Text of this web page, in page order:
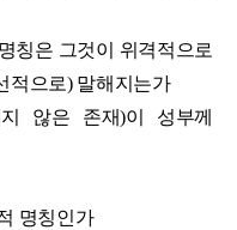
칭은 그것이 위격적으로
적으로) 말해지는가
않은 존재)이 성부께
명칭인가